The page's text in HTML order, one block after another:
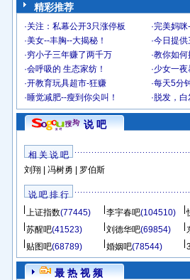
精彩推荐
·关注：私幕公开3只涨停板 ·完美妈咪
·美女--丰胸--大揭秘！ ·今日提供
·穷小子三年赚了两千万 ·教你如何
·会呼吸的 生态家纺！ ·少女一夜
·开教育玩具超市-狂赚 ·每天5分
·睡觉减肥--瘦到你尖叫！ · 脱发，
说 吧
相 关 说 吧
刘翔
冯树勇 罗伯斯
说 吧 排 行
上证指数(77445) 李宇春吧(104510)
苏醒吧(41523) 刘德华吧(69854)
贴图吧(68789) 婚姻吧(78544)
最 热 视 频